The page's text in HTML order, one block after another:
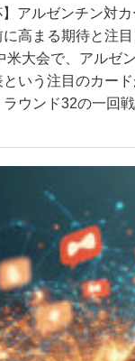
】アルゼンチン対
高まる期待と注
米大会で、アルゼ
いう注目のカー
ウンド32の一回